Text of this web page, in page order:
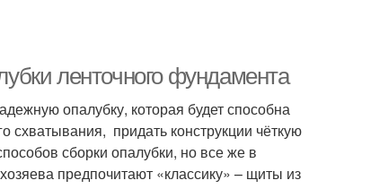
ленточного фундамента
опалубку, которая будет способна
схватывания, придать конструкции чёткую
сборки опалубки, но все же в
предпочитают «классику» – щиты из